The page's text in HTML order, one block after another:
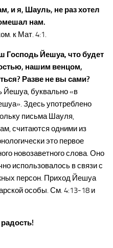
и я, Шауль, не раз хотел
нам.
к Мат. 4:1.
Господь Йешуа, что будет
нашим венцом,
Разве не вы сами?
Йешуа, буквально «в
Здесь употреблено
письма Шауля,
считаются одними из
это первое
новозаветного слова. Оно
использовалось в связи с
персон. Приход Йешуа
особы. См. 4:13-18 и